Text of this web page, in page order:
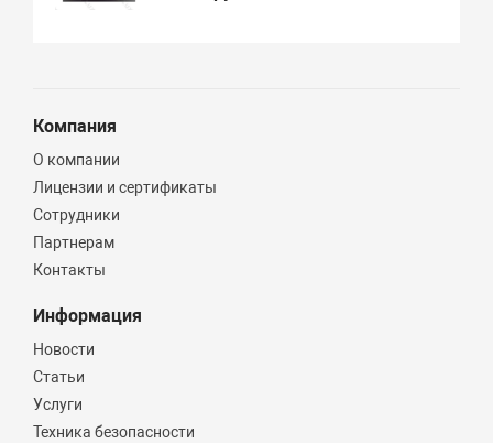
Компания
О компании
Лицензии и сертификаты
Сотрудники
Партнерам
Контакты
Информация
Новости
Статьи
Услуги
Техника безопасности